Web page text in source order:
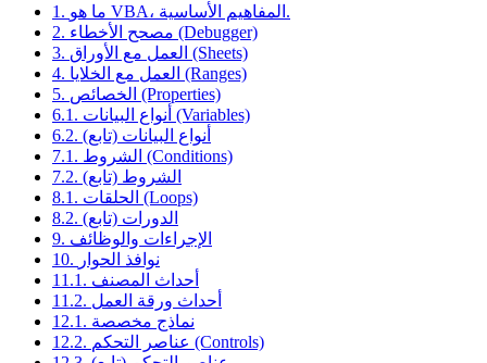
1. ما هو VBA، المفاهيم الأساسية.
2. مصحح الأخطاء (Debugger)
3. العمل مع الأوراق (Sheets)
4. العمل مع الخلايا (Ranges)
5. الخصائص (Properties)
6.1. أنواع البيانات (Variables)
6.2. أنواع البيانات (تابع)
7.1. الشروط (Conditions)
7.2. الشروط (تابع)
8.1. الحلقات (Loops)
8.2. الدورات (تابع)
9. الإجراءات والوظائف
10. نوافذ الحوار
11.1. أحداث المصنف
11.2. أحداث ورقة العمل
12.1. نماذج مخصصة
12.2. عناصر التحكم (Controls)